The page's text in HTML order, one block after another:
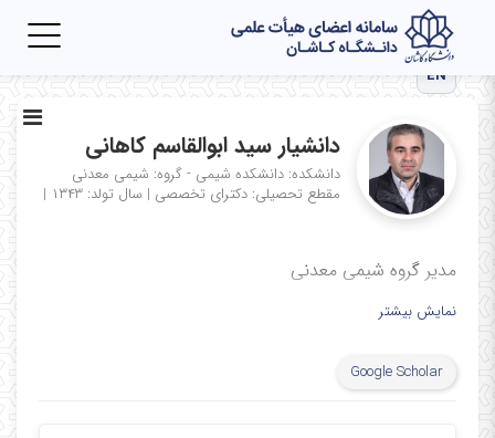
EN
دانشیار سید ابوالقاسم کاهانی
دانشکده: دانشکده شیمی - گروه: شیمی معدنی
مقطع تحصیلی: دکترای تخصصی | سال تولد: ۱۳۴۳ |
مدیر گروه شیمی معدنی
نمایش بیشتر
Google Scholar